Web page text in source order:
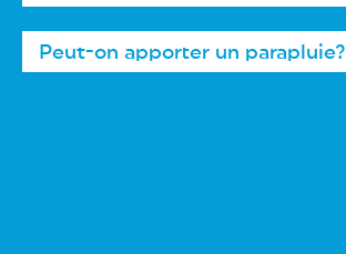
Peut-on apporter un parapluie?